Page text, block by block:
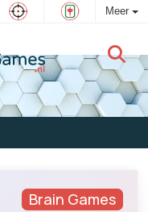
Meer
te spelen
Brain Games